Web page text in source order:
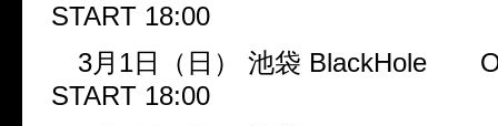
START 18:00
3月 1日（日） 池袋 BlackHole
START 18:00